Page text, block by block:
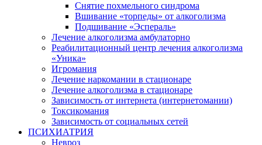
Снятие похмельного синдрома
Вшивание «торпеды» от алкоголизма
Подшивание «Эспераль»
Лечение алкоголизма амбулаторно
Реабилитационный центр лечения алкоголизма
«Уника»
Игромания
Лечение наркомании в стационаре
Лечение алкоголизма в стационаре
Зависимость от интернета (интернетомании)
Токсикомания
Зависимость от социальных сетей
ПСИХИАТРИЯ
Невроз